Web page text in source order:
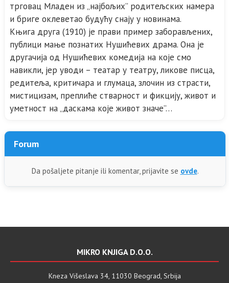
трговац Младен из „најбољих” родитељских намера
и бриге оклеветао будућу снају у новинама.
Књига друга (1910) је прави пример заборављених,
публици мање познатих Нушићевих драма. Она је
другачија од Нушићевих комедија на које смо
навикли, јер уводи – театар у театру, ликове писца,
редитеља, критичара и глумаца, злочин из страсти,
мистицизам, преплиће стварност и фикцију, живот и
уметност на „даскама које живот значе”…
Forum
Da pošaljete pitanje ili komentar, prijavite se ovde.
MIKRO KNJIGA D.O.O.
Kneza Višeslava 34, 11030 Beograd, Srbija